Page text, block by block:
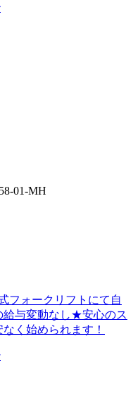
01-MH
フォークリフトにて自
給与変動なし★安心のス
く始められます！